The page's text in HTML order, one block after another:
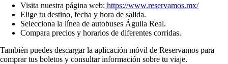
Visita nuestra página web: https://www.reservamos.mx/
Elige tu destino, fecha y hora de salida.
Selecciona la línea de autobuses Águila Real.
Compara precios y horarios de diferentes corridas.
También puedes descargar la aplicación móvil de Reservamos para
comprar tus boletos y consultar información sobre tu viaje.